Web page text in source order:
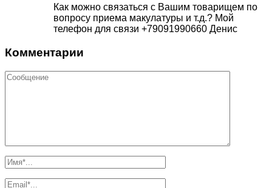
Как можно связаться с Вашим товарищем по
вопросу приема макулатуры и т.д.? Мой
телефон для связи +79091990660 Денис
Комментарии